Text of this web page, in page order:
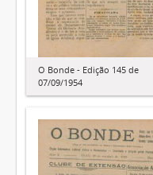
O Bonde - Edição 145 de
07/09/1954